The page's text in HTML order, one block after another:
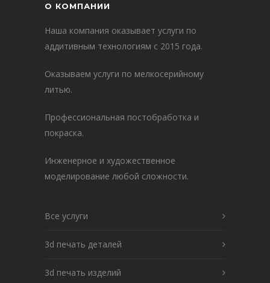
О КОМПАНИИ
Наша компания оказывает услуги по
аддитивным технологиям с 2015 года.
Оказываем услуги по мелкосерийному
литью.
Профессиональная постобработка и
покраска.
Инженерное и художественное
моделирование любой сложности.
Все услуги
3d печать деталей
3d печать изделий